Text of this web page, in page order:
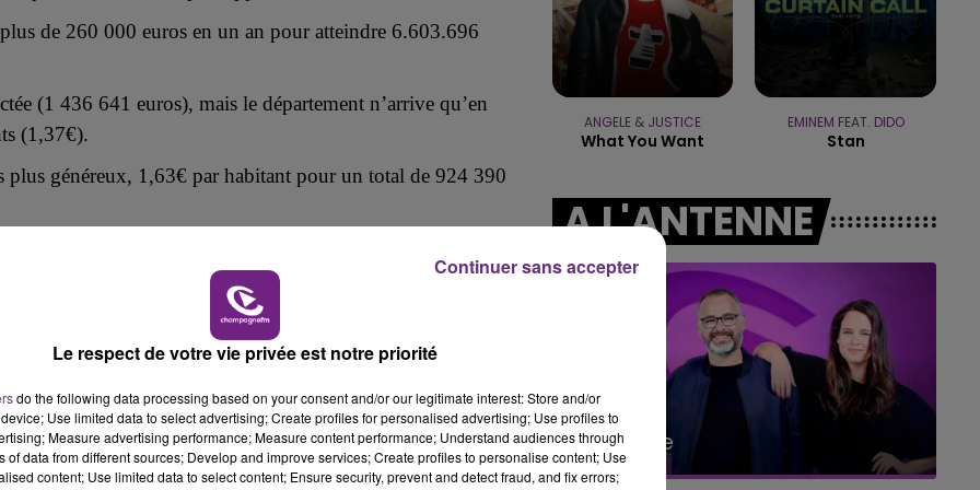
LA RADIO POP
LE BEST OF DE LA FAMILLE
CHAMPAGNE FM
de 260 000 euros en un an pour atteindre 6.603.696
(1 436 641 euros), mais le département n’arrive qu’en
(1,37€).
plus généreux, 1,63€ par habitant pour un total de 924 390
ANGELE & JUSTICE
What You Want
EMINEM FEAT. DIDO
Stan
A L'ANTENNE
5h00 - 6h00
LE BEST OF DE LA FAMILLE
CHAMPAGNE FM
6h00 - 10h00
La Famille
Le respect de votre vie privée est notre priorité
do the following data processing based on your consent and/or our legitimate interest: Store and/or
Use limited data to select advertising; Create profiles for personalised advertising; Use profiles to
Measure advertising performance; Measure content performance; Understand audiences through
of data from different sources; Develop and improve services; Create profiles to personalise content; Use
content; Use limited data to select content; Ensure security, prevent and detect fraud, and fix errors;
Continuer sans accepter